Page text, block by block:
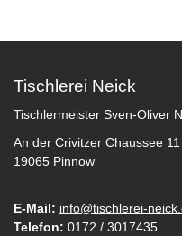
Tischlerei Neick
Tischlermeister Sven-Oliver
An der Crivitzer Chaussee 11
19065 Pinnow
E-Mail: info@tischlerei-
Telefon: 0172 / 3017435